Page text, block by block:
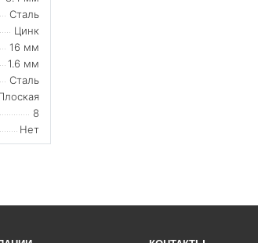
Сталь
Цинк
16 мм
1.6 мм
Сталь
8
Нет